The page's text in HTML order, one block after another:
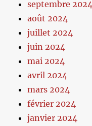
septembre 2024
août 2024
juillet 2024
juin 2024
mai 2024
avril 2024
mars 2024
février 2024
janvier 2024